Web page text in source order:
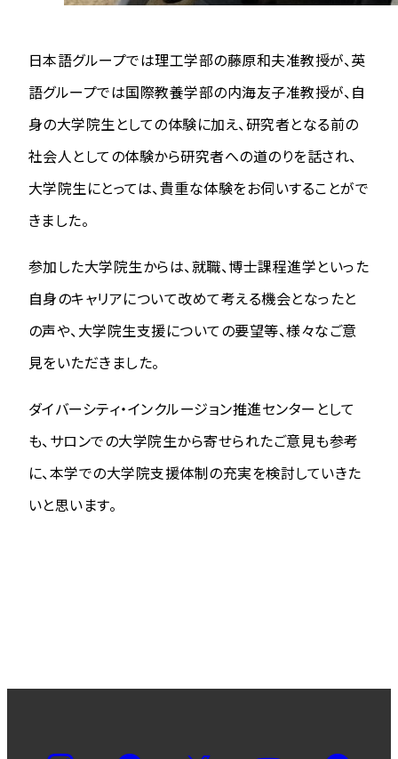
日本語グループでは理工学部の藤原和夫准教授が、英
語グループでは国際教養学部の内海友子准教授が、自
身の大学院生としての体験に加え、研究者となる前の
社会人としての体験から研究者への道のりを話され、
大学院生にとっては、貴重な体験をお伺いすることがで
きました。
参加した大学院生からは、就職、博士課程進学といった
自身のキャリアについて改めて考える機会となったと
の声や、大学院生支援についての要望等、様々なご意
見をいただきました。
ダイバーシティ・インクルージョン推進センターとして
も、サロンでの大学院生から寄せられたご意見も参考
に、本学での大学院支援体制の充実を検討していきた
いと思います。